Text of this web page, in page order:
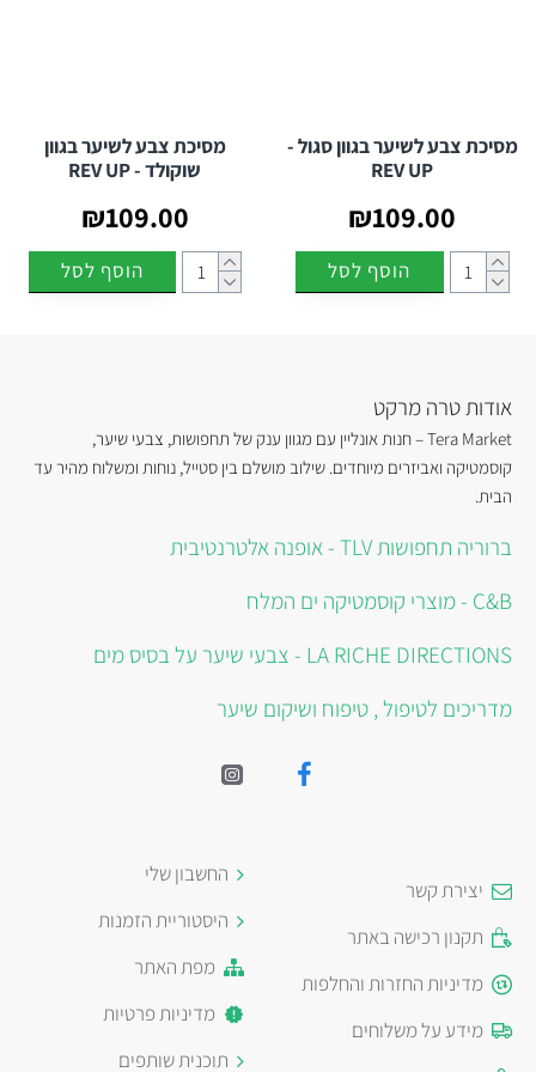
מסיכת צבע לשיער בגוון סגול -
REV UP
₪109.00
הוסף לסל
מסיכת צבע לשיער בגוון
שוקולד - REV UP
₪109.00
הוסף לסל
אודות טרה מרקט
Tera Market – חנות אונליין עם מגוון ענק של תחפושות, צבעי שיער,
קוסמטיקה ואביזרים מיוחדים. שילוב מושלם בין סטייל, נוחות ומשלוח מהיר עד
הבית.
ברוריה תחפושות TLV - אופנה אלטרנטיבית
C&B - מוצרי קוסמטיקה ים המלח
LA RICHE DIRECTIONS - צבעי שיער על בסיס מים
מדריכים לטיפול , טיפוח ושיקום שיער
יצירת קשר
תקנון רכישה באתר
מדיניות החזרות והחלפות
מידע על משלוחים
החשבון שלי
היסטוריית הזמנות
מפת האתר
מדיניות פרטיות
תוכנית שותפים